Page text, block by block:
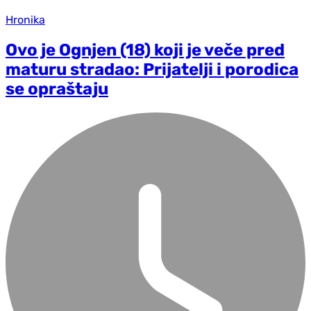
Hronika
Ovo je Ognjen (18) koji je veče pred
maturu stradao: Prijatelji i porodica
se opraštaju